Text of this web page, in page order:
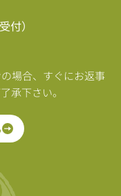
付）
場合、すぐにお返事
承下さい。